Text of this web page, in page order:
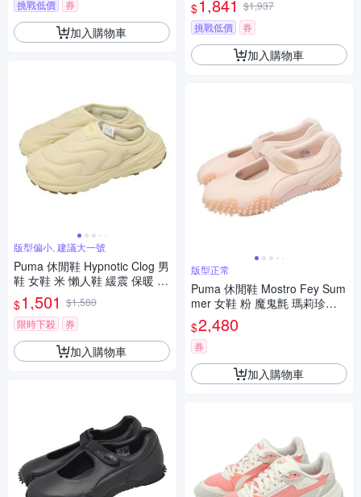
挑戰低價 券
加入購物車
版型偏小, 建議大一號
Puma 休閒鞋 Hypnotic Clog 男
鞋 女鞋 米 懶人鞋 緩震 保暖 40
285102
$1,501 $1,580
限時下殺
券
加入購物車
$1,841 $1,937
挑戰低價
券
加入購物車
版型正常
Puma 休閒鞋 Mostro Fey Sum
mer 女鞋 粉 魔鬼氈 瑪莉珍鞋
釘狀大底 402179-02
$2,480
券
加入購物車